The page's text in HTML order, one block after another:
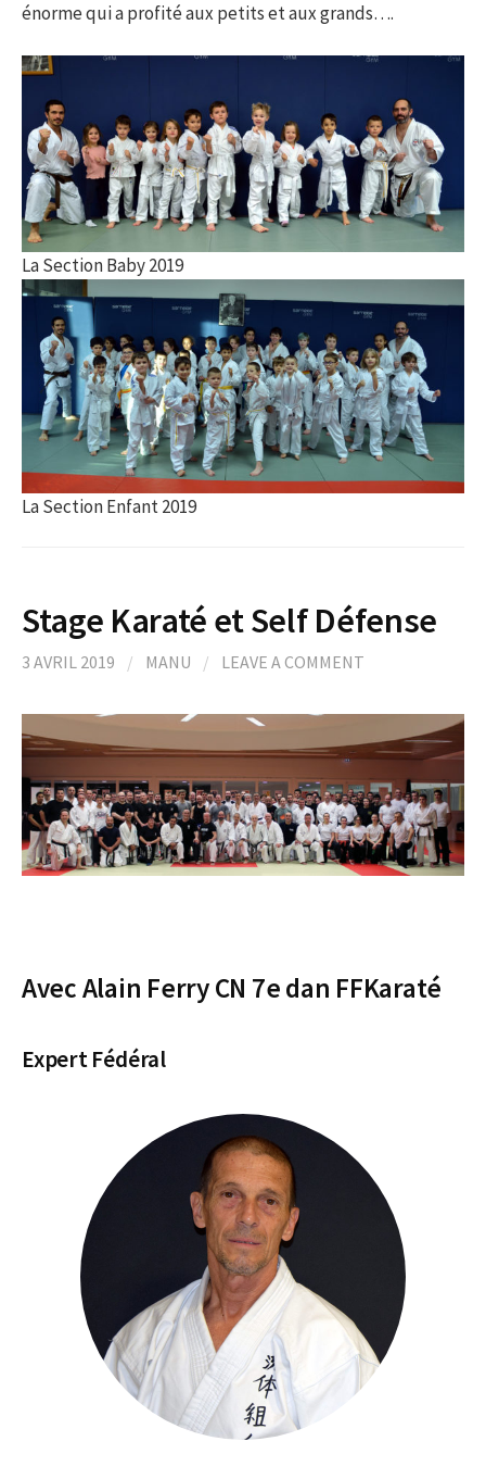
énorme qui a profité aux petits et aux grands….
La Section Baby 2019
La Section Enfant 2019
Stage Karaté et Self Défense
3 AVRIL 2019 / MANU / LEAVE A COMMENT
Avec Alain Ferry CN 7e dan FFKaraté
Expert Fédéral